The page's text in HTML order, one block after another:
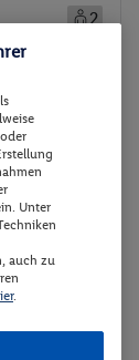
2
554.-
Gesamt 1108 €
Unter
auch zu
.